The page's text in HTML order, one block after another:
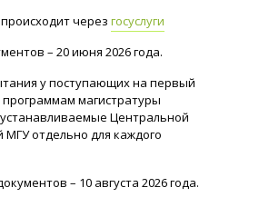
через госуслуги
– 20 июня 2026 года.
у поступающих на первый
магистратуры
Центральной
отдельно для каждого
– 10 августа 2026 года.